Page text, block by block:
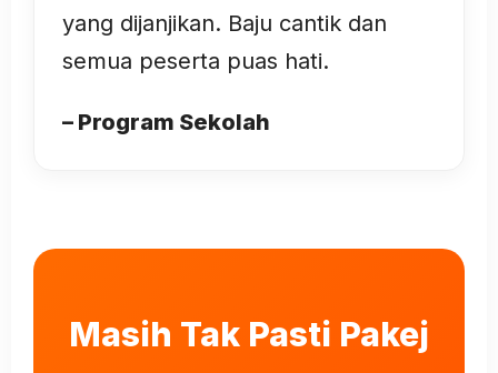
yang dijanjikan. Baju cantik dan
semua peserta puas hati.
– Program Sekolah
Masih Tak Pasti Pakej